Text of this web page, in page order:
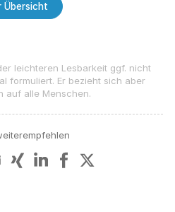
Übersicht
leichteren Lesbarkeit ggf. nicht
formuliert. Er bezieht sich aber
auf alle Menschen.